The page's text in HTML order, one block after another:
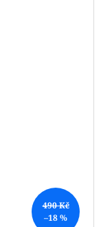
490 Kč
–18 %